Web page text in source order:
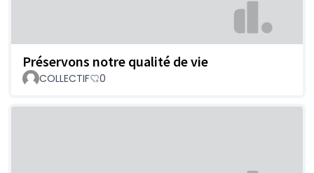
Préservons notre qualité de vie
COLLECTIF 0